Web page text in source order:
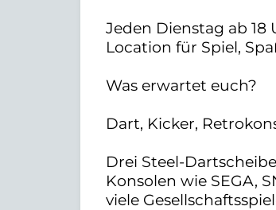
Jeden Dienstag ab
Location für Spiel,
Was erwartet euch?
Dart, Kicker,
Drei Steel-
Konsolen wie SEGA,
viele